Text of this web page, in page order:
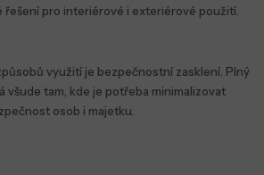
řešení pro interiérové i exteriérové použití.
využití je bezpečnostní zasklení. Plný
všude tam, kde je potřeba minimalizovat
osob i majetku.